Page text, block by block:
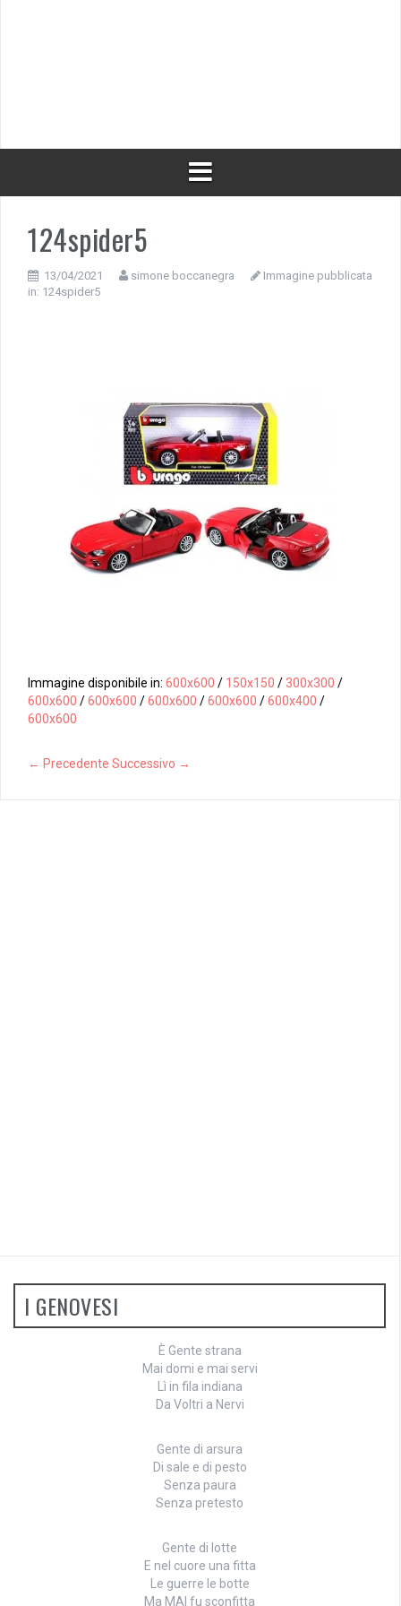
124spider5
13/04/2021 simone boccanegra
Immagine pubblicata
in: 124spider5
Immagine disponibile in: 600x600 / 150x150 / 300x300 /
600x600 /600x600 /600x600 /600x600 /600x400 /
600x600
← Precedente Successivo →
I GENOVESI
È Gente strana
Mai domi e mai servi
Lì in fila indiana
Da Voltri a Nervi
Gente di arsura
Di sale e di pesto
Senza paura
Senza pretesto
Gente di lotte
E nel cuore una fitta
Le guerre le botte
Ma MAI fu sconfitta